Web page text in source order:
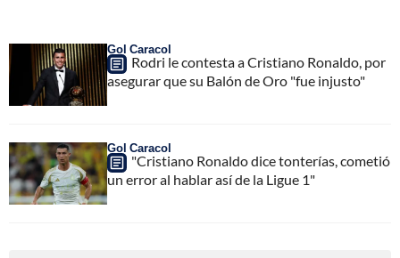
Gol Caracol
Rodri le contesta a Cristiano Ronaldo, por
asegurar que su Balón de Oro "fue injusto"
Gol Caracol
"Cristiano Ronaldo dice tonterías, cometió
un error al hablar así de la Ligue 1"